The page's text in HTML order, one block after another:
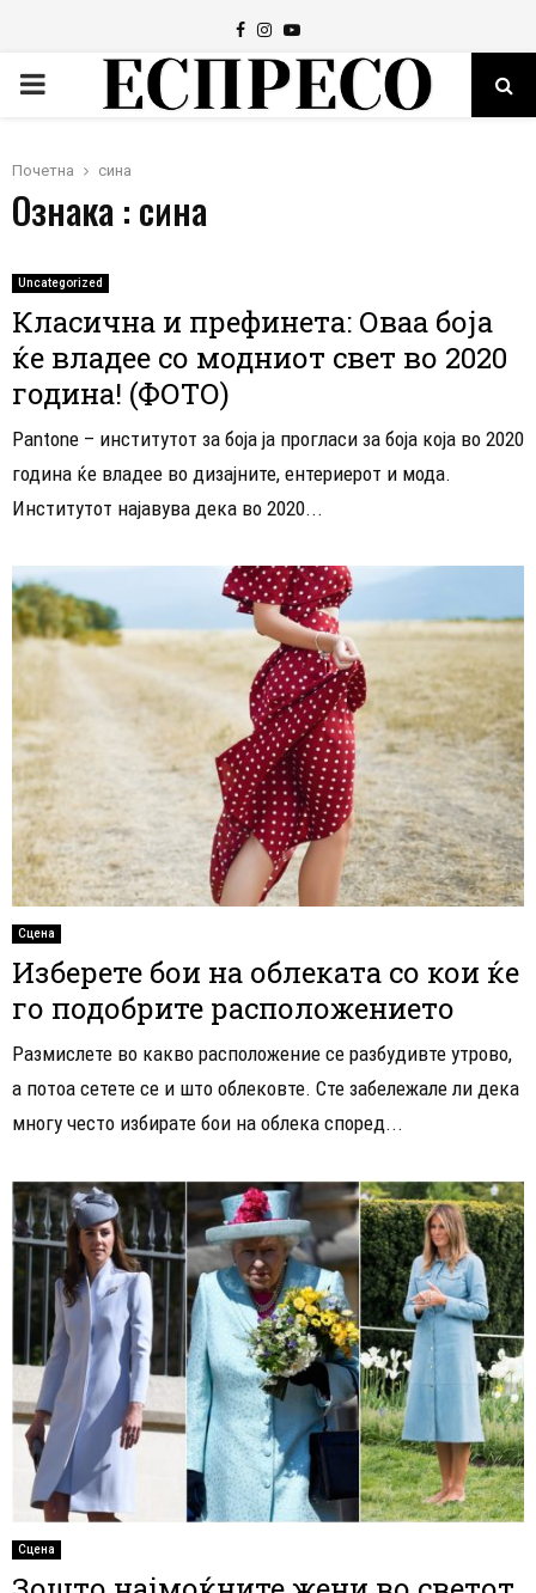
Facebook
Instagram
Youtube
PRIMARY
Почетна сина
Ознака : сина
Uncategorized
Класична и префинета: Оваа боја
ќе владее со модниот свет во 2020
година! (ФОТО)
Pantone – институтот за боја ја прогласи за боја која во 2020
година ќе владее во дизајните, ентериерот и мода.
Институтот најавува дека во 2020...
Сцена
Изберете бои на облеката со кои ќе
го подобрите расположението
Размислете во какво расположение се разбудивте утрово,
а потоа сетете се и што облековте. Сте забележале ли дека
многу често избирате бои на облека според...
Сцена